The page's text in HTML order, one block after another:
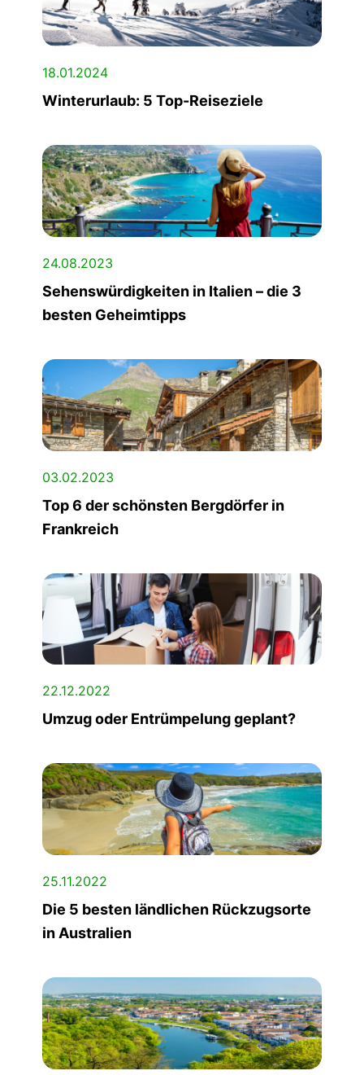
18.01.2024
Winterurlaub: 5 Top-Reiseziele
24.08.2023
Sehenswürdigkeiten in Italien – die 3
besten Geheimtipps
03.02.2023
Top 6 der schönsten Bergdörfer in
Frankreich
22.12.2022
Umzug oder Entrümpelung geplant?
25.11.2022
Die 5 besten ländlichen Rückzugsorte
in Australien